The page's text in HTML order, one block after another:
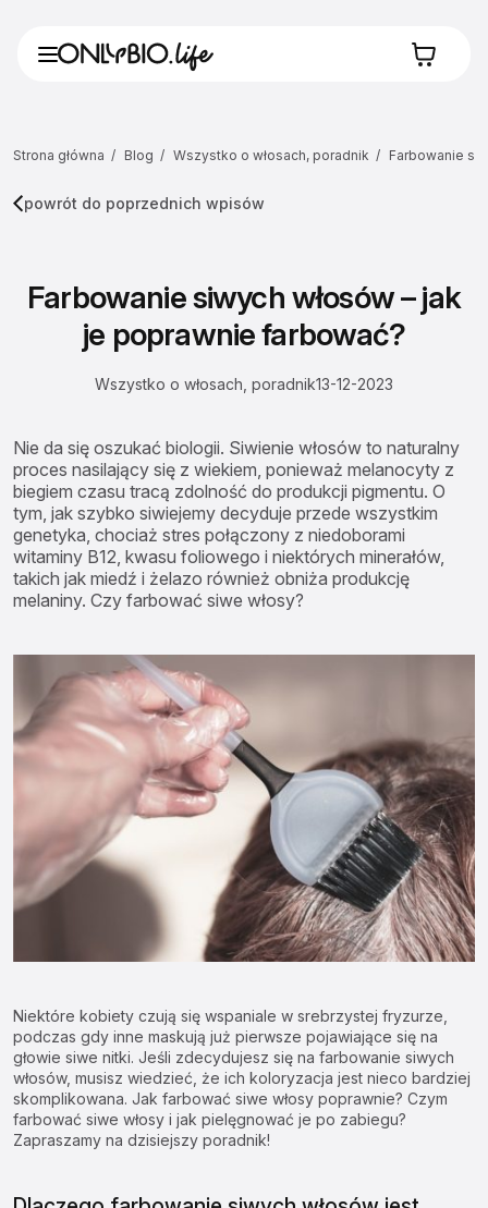
Strona główna Blog Wszystko o włosach, poradnik Farbowanie
powrót do poprzednich wpisów
Farbowanie siwych włosów – jak
je poprawnie farbować?
Wszystko o włosach, poradnik13-12-2023
Nie da się oszukać biologii. Siwienie włosów to naturalny
proces nasilający się z wiekiem, ponieważ melanocyty z
biegiem czasu tracą zdolność do produkcji pigmentu. O
tym, jak szybko siwiejemy decyduje przede wszystkim
genetyka, chociaż stres połączony z niedoborami
witaminy B12, kwasu foliowego i niektórych minerałów,
takich jak miedź i żelazo również obniża produkcję
melaniny. Czy farbować siwe włosy?
Niektóre kobiety czują się wspaniale w srebrzystej fryzurze,
podczas gdy inne maskują już pierwsze pojawiające się na
głowie siwe nitki. Jeśli zdecydujesz się na farbowanie siwych
włosów, musisz wiedzieć, że ich koloryzacja jest nieco bardziej
skomplikowana. Jak farbować siwe włosy poprawnie? Czym
farbować siwe włosy i jak pielęgnować je po zabiegu?
Zapraszamy na dzisiejszy poradnik!